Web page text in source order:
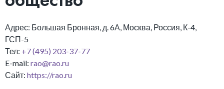
Адрес: Большая Бронная, д. 6А, Москва, Россия, К-4,
ГСП-5
Тел: +7 (495) 203-37-77
E-mail: rao@rao.ru
Сайт: https://rao.ru